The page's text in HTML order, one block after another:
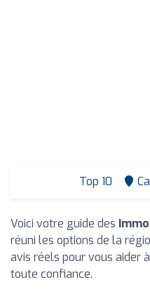
Top 10
Voici votre guide des
réuni les options de la
avis réels pour vous aider
toute confiance.